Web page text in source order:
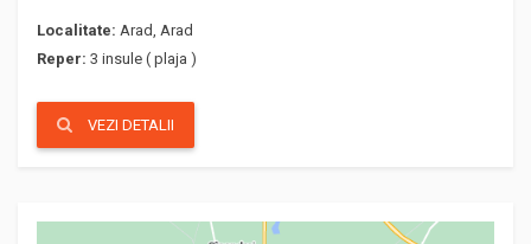
Localitate: Arad, Arad
Reper: 3 insule ( plaja )
VEZI DETALII